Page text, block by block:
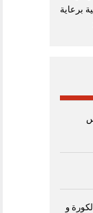
برعاية
و